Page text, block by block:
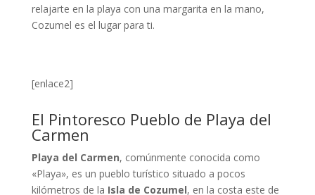
relajarte en la playa con una margarita en la mano,
Cozumel es el lugar para ti.
[enlace2]
El Pintoresco Pueblo de Playa del
Carmen
Playa del Carmen, comúnmente conocida como
«Playa», es un pueblo turístico situado a pocos
kilómetros de la Isla de Cozumel, en la costa este de